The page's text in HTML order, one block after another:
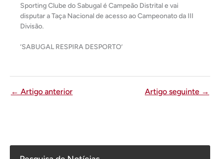
Sporting Clube do Sabugal é Campeão Distrital e vai
disputar a Taça Nacional de acesso ao Campeonato da III
Divisão.
‘SABUGAL RESPIRA DESPORTO’
← Artigo anterior Artigo seguinte →